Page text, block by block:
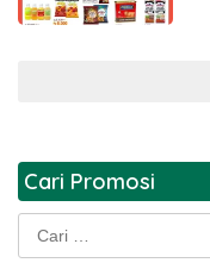
Cari Promosi
Cari
untuk: